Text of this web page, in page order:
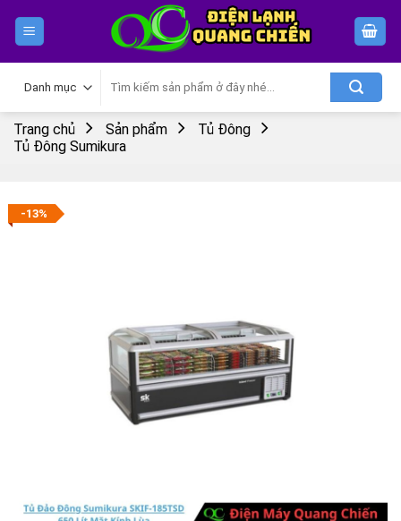
kiếm:
Trang chủ Sản phẩm
Tủ Đông
Tủ Đông Sumikura
-13%